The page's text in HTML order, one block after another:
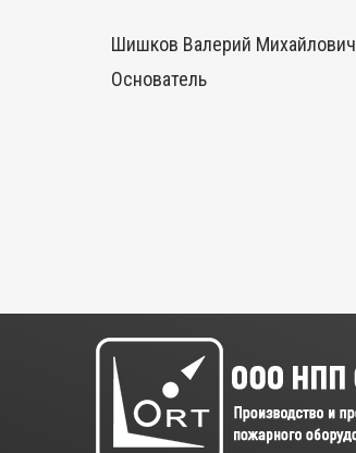
Шишков Валерий Михайлович
Основатель